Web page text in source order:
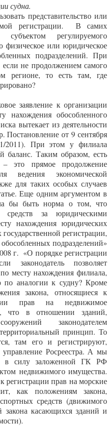
судна.
представительство или
регистрации. В самих
регулируемого
или юридическое
подразделений. При
не продолжением самого
регионе, то есть там, где
заявление к организации
нахождения обособленного
вытекает из деятельности
Постановление от 9 сентября
2011). При этом у филиала
баланс. Таким образом, есть
это прямое продолжение
ведения экономической
для таких особых случаев
Еще одним аргументом в
бы быть норма о том, что
средств за юридическими
нахождения юридических
регистрации,
подразделений»
г. «О порядке регистрации
законодатель позволяет
месту нахождения филиала,
аналогии к судну? Кроме
закона, относящиеся к
прав на недвижимое
что в отношении зданий,
законодателем
принцип. То
там его и регистрируют,
управление Росреестра. А мы
в силу заложенной ГК РФ
недвижимого имущества.
регистрации прав на морские
как положениям закона,
средств (движимого
касающихся зданий и